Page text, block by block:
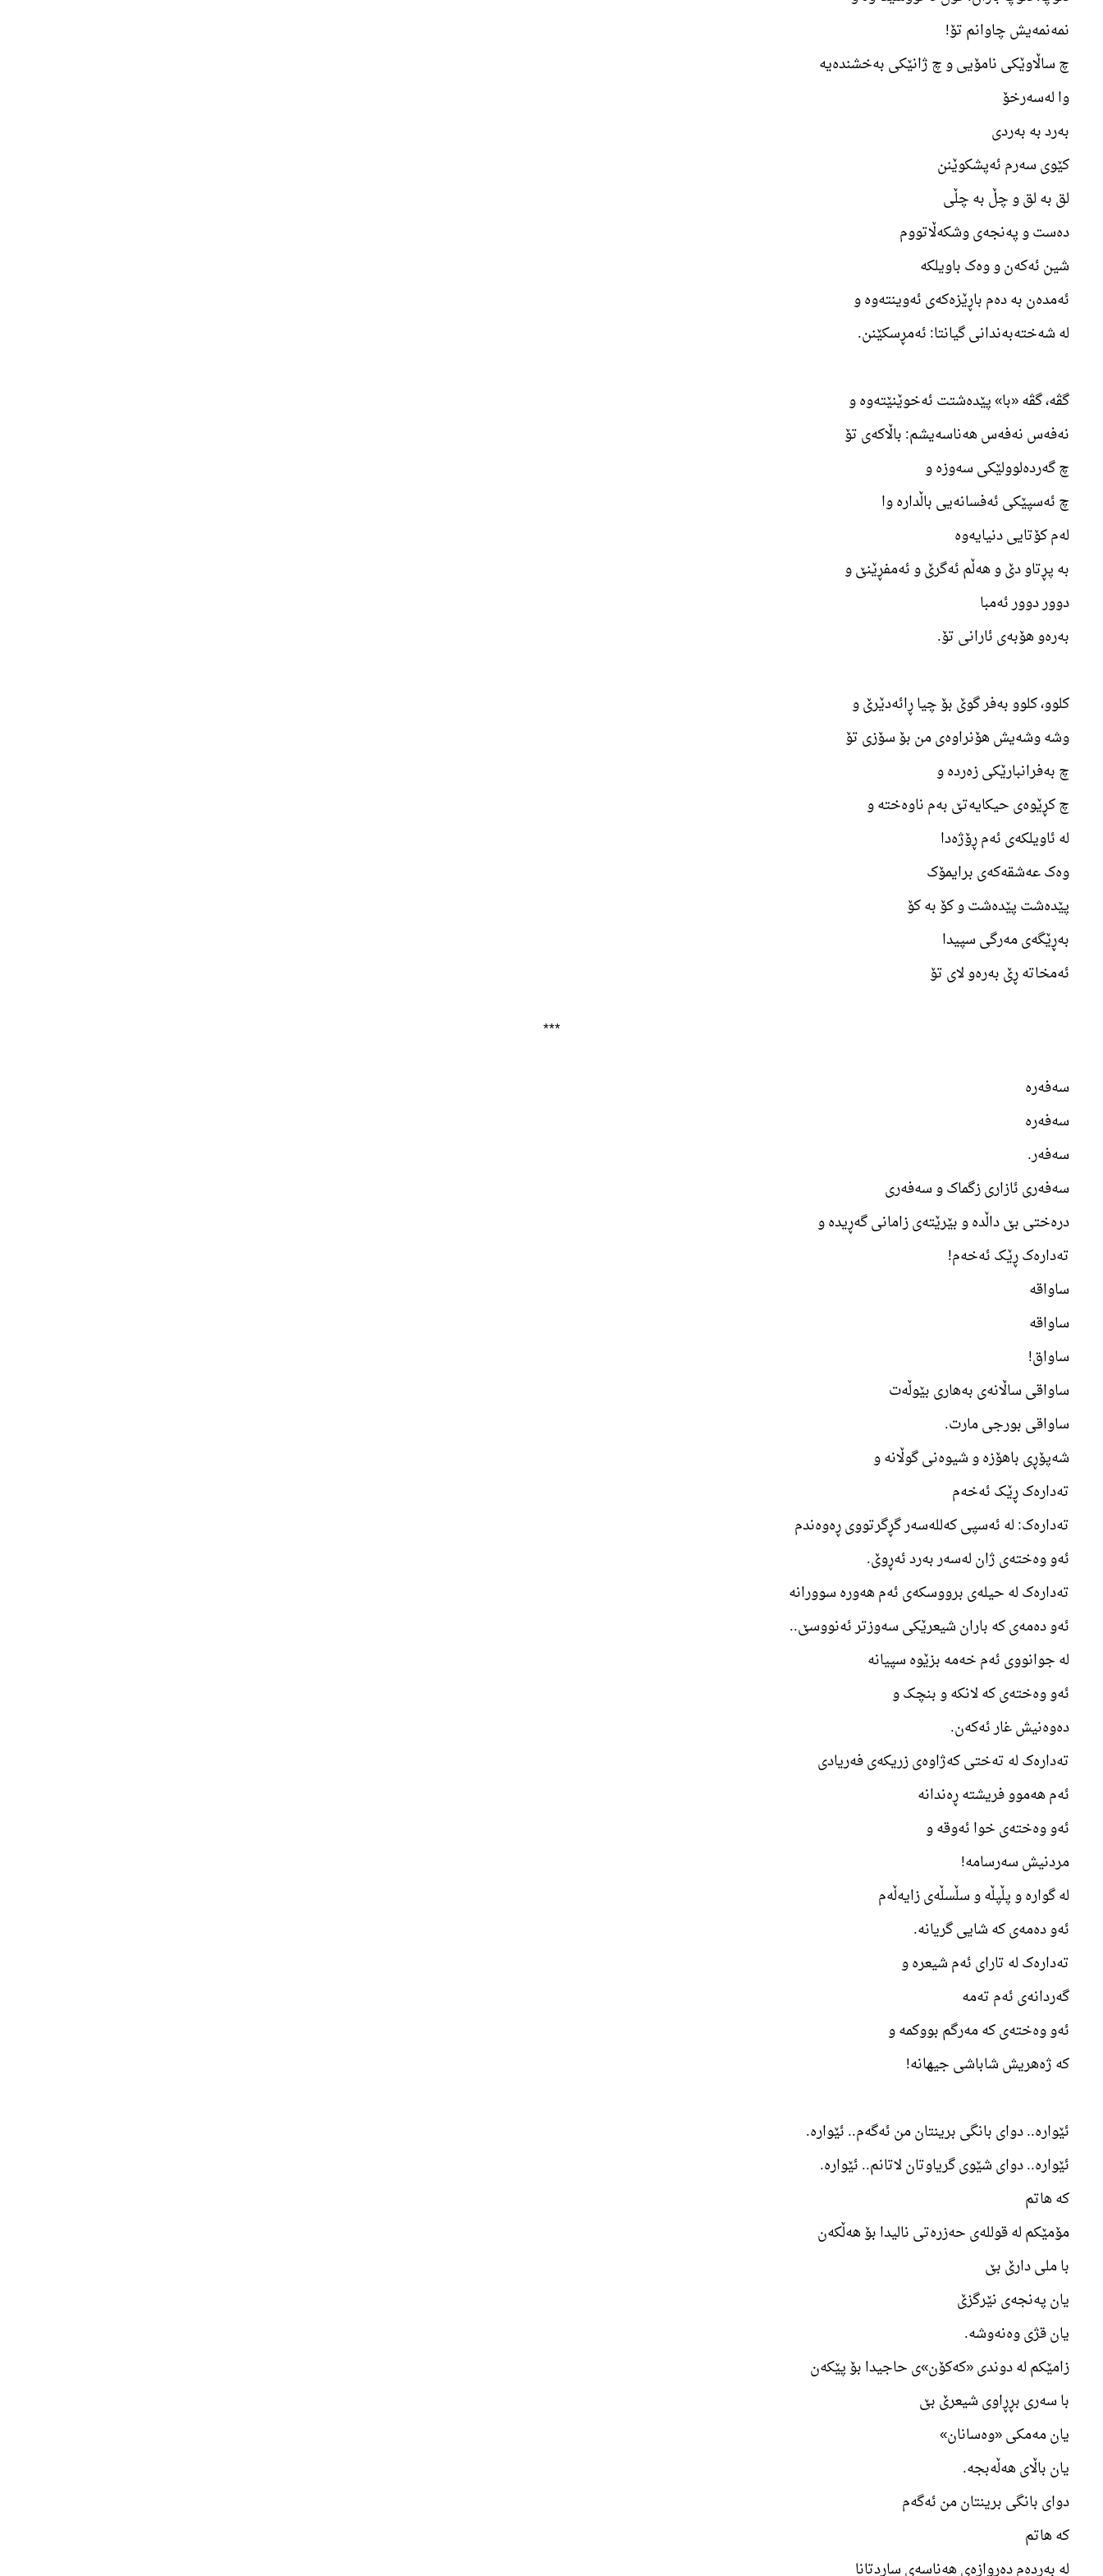
نمەنمەیش چاوانم تۆ!
چ ساڵاوێکی نامۆیی و چ ژانێکی بەخشندەیە
وا لەسەرخۆ
بەرد بە بەردی
کێوی سەرم ئەپشکوێنن
لق بە لق و چڵ بە چڵی
دەست و پەنجەی وشکەڵاتووم
شین ئەکەن و وەک باویلکە
ئەمدەن بە دەم باڕێزەکەی ئەوینتەوە و
لە شەختەبەندانی گیانتا: ئەمڕسکێنن.
گڤە، گڤە «با» پێدەشتت ئەخوێنێتەوە و
نەفەس نەفەس هەناسەیشم: باڵاکەی تۆ
چ گەردەلوولێکی سەوزە و
چ ئەسپێکی ئەفسانەیی باڵدارە وا
لەم کۆتایی دنیایەوە
بە پڕتاو دێ و هەڵم ئەگرێ و ئەمفڕێنێ و
دوور دوور ئەمبا
بەرەو هۆبەی ئارانی تۆ.
کلوو، کلوو بەفر گوێ بۆ چیا ڕائەدێرێ و
وشە وشەیش هۆنراوەی من بۆ سۆزی تۆ
چ بەفرانبارێکی زەردە و
چ کڕێوەی حیکایەتێ بەم ناوەختە و
لە ئاویلکەی ئەم ڕۆژەدا
وەک عەشقەکەی برایمۆک
پێدەشت پێدەشت و کۆ بە کۆ
بەڕێگەی مەرگی سپیدا
ئەمخاتە ڕێ بەرەو لای تۆ
***
سەفەرە
سەفەرە
سەفەر.
سەفەری ئازاری زگماک و سەفەری
درەختی بێ داڵدە و بێرێتەی زامانی گەڕیدە و
تەدارەک ڕێک ئەخەم!
ساواقە
ساواقە
ساواق!
ساواقی ساڵانەی بەهاری بێوڵەت
ساواقی بورجی مارت.
شەپۆڕی باهۆزە و شیوەنی گوڵانە و
تەدارەک ڕێک ئەخەم
تەدارەک: لە ئەسپی کەللەسەر گڕگرتووی ڕەوەندم
ئەو وەختەی ژان لەسەر بەرد ئەڕوێ.
تەدارەک لە حیلەی برووسکەی ئەم هەورە سوورانە
ئەو دەمەی کە باران شیعرێکی سەوزتر ئەنووسێ..
لە جوانووی ئەم خەمە بزێوە سپیانە
ئەو وەختەی کە لانکە و بنچک و
دەوەنیش غار ئەکەن.
تەدارەک لە تەختی کەژاوەی زریکەی فەریادی
ئەم هەموو فریشتە ڕەندانە
ئەو وەختەی خوا ئەوقە و
مردنیش سەرسامە!
لە گوارە و پڵپڵە و سڵسڵەی زایەڵەم
ئەو دەمەی کە شایی گریانە.
تەدارەک لە تارای ئەم شیعرە و
گەردانەی ئەم تەمە
ئەو وەختەی کە مەرگم بووکمە و
کە ژەهریش شاباشی جیهانە!
ئێوارە.. دوای بانگی برینتان من ئەگەم.. ئێوارە.
ئێوارە.. دوای شێوی گریاوتان لاتانم.. ئێوارە.
کە هاتم
مۆمێکم لە قوللەی حەزرەتی نالیدا بۆ هەڵکەن
با ملی دارێ بێ
یان پەنجەی نێرگزێ
یان قژی وەنەوشە.
زامێکم لە دوندی «کەکۆن»ی حاجیدا بۆ پێکەن
با سەری بڕڕاوی شیعرێ بێ
یان مەمکی «وەسانان»
یان باڵای هەڵەبجە.
دوای بانگی برینتان من ئەگەم
کە هاتم
لە بەردەم دەروازەی هەناسەی ساردتانا